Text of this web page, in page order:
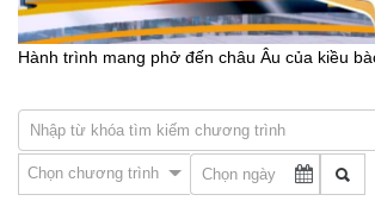
Hành trình mang phở đến châu Âu của kiều
Chọn chương trình